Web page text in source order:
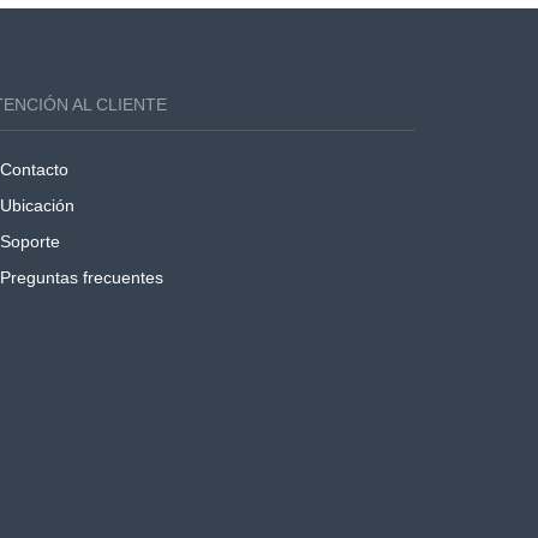
AL CLIENTE
Contacto
Ubicación
Soporte
Preguntas frecuentes